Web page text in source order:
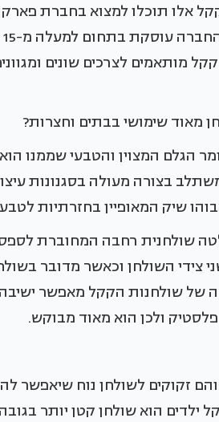
אלו תוכלו למצוא בחברת
מותאמים לצרכים שונים
מאוד שימושי בבתים וחצרות?
הגלם המצוין והטבעי שממנו
העץ הוא בהיר ומשתלב בצורה מעולה בסגנונות
שיק המאופיין בחזרתיות
שולחנית רחבה המחוברת
צידי השולחן וכאשר מדובר
של שולחנות הקקל מאפשר
ולכן הוא מאוד מבוקש.
והם זקוקים לשולחן נוח
הוא שולחן קטן יותר